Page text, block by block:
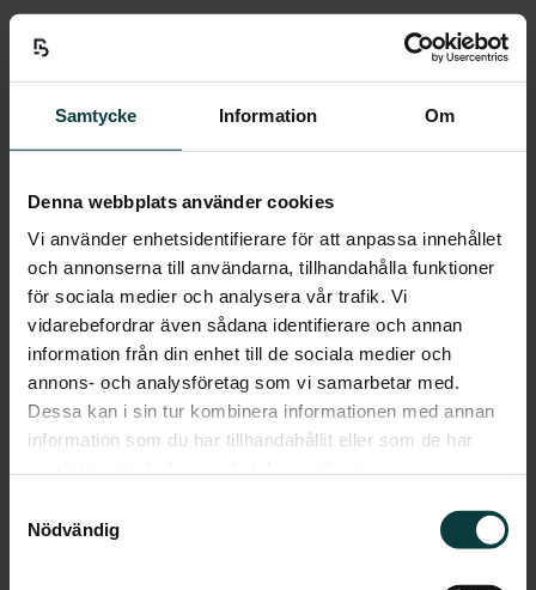
Samtycke Information Om
Denna webbplats använder cookies
Vi använder enhetsidentifierare för att anpassa innehållet
och annonserna till användarna, tillhandahålla funktioner
för sociala medier och analysera vår trafik. Vi
vidarebefordrar även sådana identifierare och annan
information från din enhet till de sociala medier och
annons- och analysföretag som vi samarbetar med.
Dessa kan i sin tur kombinera informationen med annan
information som du har tillhandahållit eller som de har
Nödvändig
Pressmeddelande 15.12.17
SHH Bostad förvärvar mark i
Steninge Slottsby
Slottsby i Sigtuna och planerar här att uppföra 28
radhus och 57 lägenheter i flerfamiljshus.
Gelba AB har som fastighetsägare drivit detaljplanen
som i början av 2015 vann laga kraft för över 600
bostäder, förskola, skola och äldreboende. Steninge
Slottsby ligger vid vackra Steninge slott och sträcker
sig norr ut från den kulturskyddade Stenladan som
idag bedriver trädgårdsbutik och restaurang. Med
promenadavstånd till Mälaren finns möjlighet till
båtplats i den båthamn som planeras att anläggas.
- Vi är otroligt glada att få vara med och utveckla